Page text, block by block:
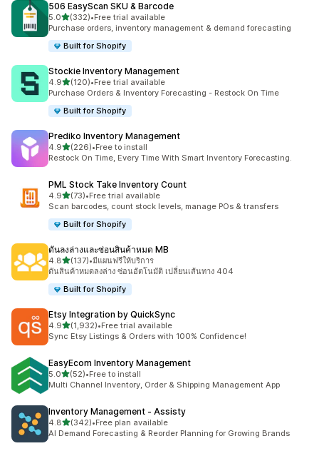
506 EasyScan SKU & Barcode
5.0เต็ม 5 ดาว
(332)
ทั้งหมด 332 รีวิว
•Free trial available
Purchase orders, inventory management & demand forecasting
Built for Shopify
Stockie Inventory Management
4.9เต็ม 5 ดาว
(120)
ทั้งหมด 120 รีวิว
•Free trial available
Purchase Orders & Inventory Forecasting - Restock On Time
Built for Shopify
Prediko Inventory Management
4.9เต็ม 5 ดาว
(226)
ทั้งหมด 226 รีวิว
•Free to install
Restock On Time, Every Time With Smart Inventory Forecasting.
PML Stock Take Inventory Count
4.9เต็ม 5 ดาว
(73)
ทั้งหมด 73 รีวิว
•Free trial available
Scan barcodes, count stock levels, manage POs & transfers
Built for Shopify
ดันลงล่างและซ่อนสินค้าหมด MB
4.8เต็ม 5 ดาว
(137)
ทั้งหมด 137 รีวิว
•มีแผนฟรีให้บริการ
ดันสินค้าหมดลงล่าง ซ่อนอัตโนมัติ เปลี่ยนเส้นทาง 404
Built for Shopify
Etsy Integration by QuickSync
4.9เต็ม 5 ดาว
(1,932)
ทั้งหมด 1932 รีวิว
•Free trial available
Sync Etsy Listings & Orders with 100% Confidence!
EasyEcom Inventory Management
5.0เต็ม 5 ดาว
(52)
ทั้งหมด 52 รีวิว
•Free to install
Multi Channel Inventory, Order & Shipping Management App
Inventory Management ‑ Assisty
4.8เต็ม 5 ดาว
(342)
ทั้งหมด 342 รีวิว
•Free plan available
AI Demand Forecasting & Reorder Planning for Growing Brands